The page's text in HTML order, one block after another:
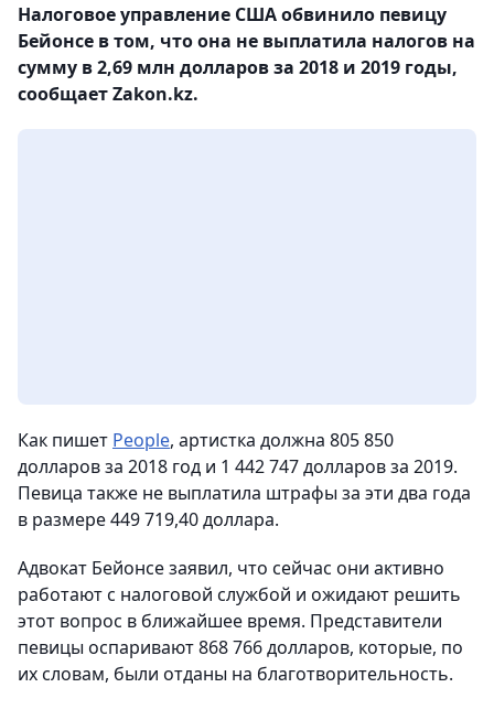
Налоговое управление США обвинило певицу
Бейонсе в том, что она не выплатила налогов на
сумму в 2,69 млн долларов за 2018 и 2019 годы,
сообщает Zakon.kz.
Как пишет People, артистка должна 805 850
долларов за 2018 год и 1 442 747 долларов за 2019.
Певица также не выплатила штрафы за эти два года
в размере 449 719,40 доллара.
Адвокат Бейонсе заявил, что сейчас они активно
работают с налоговой службой и ожидают решить
этот вопрос в ближайшее время. Представители
певицы оспаривают 868 766 долларов, которые, по
их словам, были отданы на благотворительность.